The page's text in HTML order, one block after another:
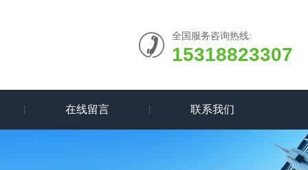
全国服务咨询热线:
15318823307
在线留言 联系我们